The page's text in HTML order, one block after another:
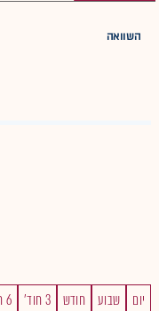
השוואה
יום שבוע חודש 3 חוד' 6 חוד'